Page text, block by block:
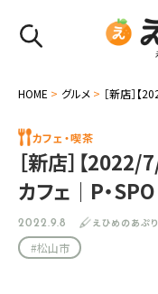
HOME > グルメ > ［新店］
カフェ・喫茶
［新店］【
カフェ｜P・
2022.9.8 えひめのあぷ
#松山市